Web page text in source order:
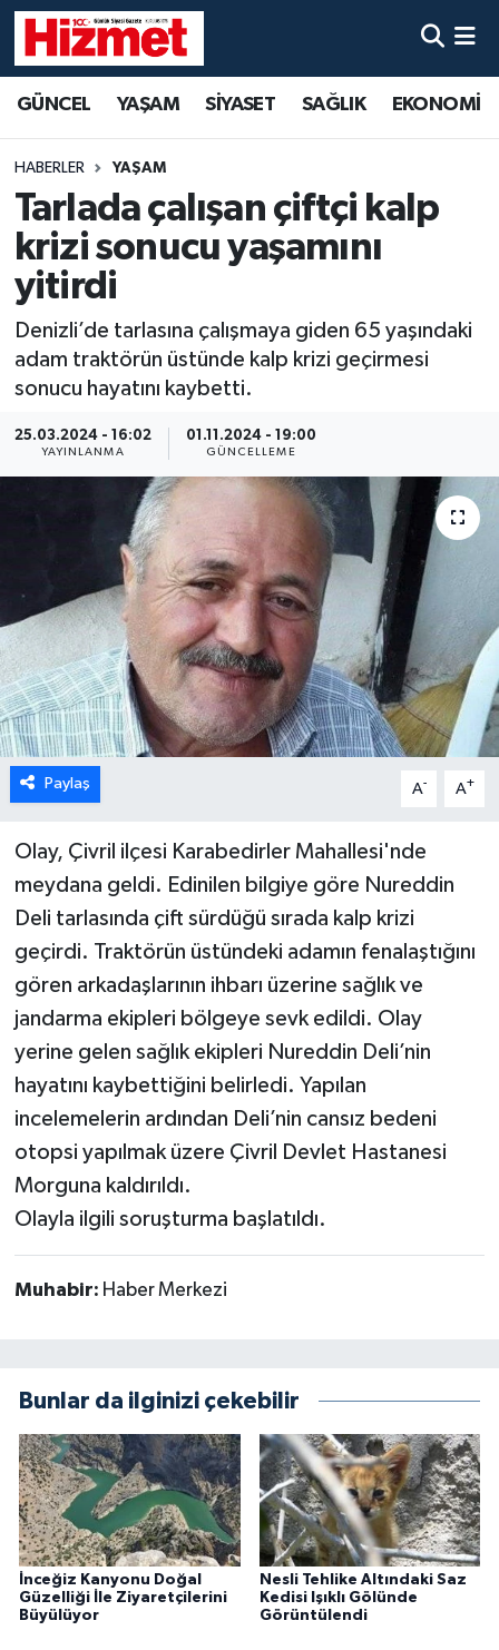
GÜNCEL YAŞAM SİYASET SAĞLIK EKONOMİ
HABERLER YAŞAM
Tarlada çalışan çiftçi kalp
krizi sonucu yaşamını
yitirdi
Denizli’de tarlasına çalışmaya giden 65 yaşındaki
adam traktörün üstünde kalp krizi geçirmesi
sonucu hayatını kaybetti.
25.03.2024 - 16:02
YAYINLANMA
01.11.2024 - 19:00
GÜNCELLEME
Paylaş A- A+
Olay, Çivril ilçesi Karabedirler Mahallesi'nde
meydana geldi. Edinilen bilgiye göre Nureddin
Deli tarlasında çift sürdüğü sırada kalp krizi
geçirdi. Traktörün üstündeki adamın fenalaştığını
gören arkadaşlarının ihbarı üzerine sağlık ve
jandarma ekipleri bölgeye sevk edildi. Olay
yerine gelen sağlık ekipleri Nureddin Deli’nin
hayatını kaybettiğini belirledi. Yapılan
incelemelerin ardından Deli’nin cansız bedeni
otopsi yapılmak üzere Çivril Devlet Hastanesi
Morguna kaldırıldı.
Olayla ilgili soruşturma başlatıldı.
Muhabir: Haber Merkezi
Bunlar da ilginizi çekebilir
İnceğiz Kanyonu Doğal
Güzelliği İle Ziyaretçilerini
Büyülüyor
Nesli Tehlike Altındaki Saz
Kedisi Işıklı Gölünde
Görüntülendi
YAŞAM
SİYASET
SAĞLIK
KÜLTÜR SANAT
SPOR
MAGAZİN
ÖZEL HABER
DTO
RESMİ REKLAM
Denizli Hava Durumu
Denizli Trafik Yoğunluk Haritası
Süper Lig Puan Durumu ve Fikstür
Son Dakika Haberleri
Haber Arşivi